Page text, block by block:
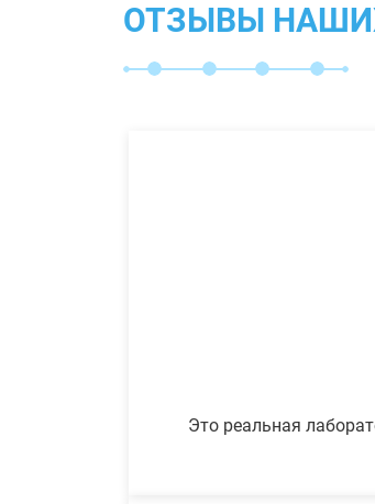
ОТЗЫВЫ
Это реальная